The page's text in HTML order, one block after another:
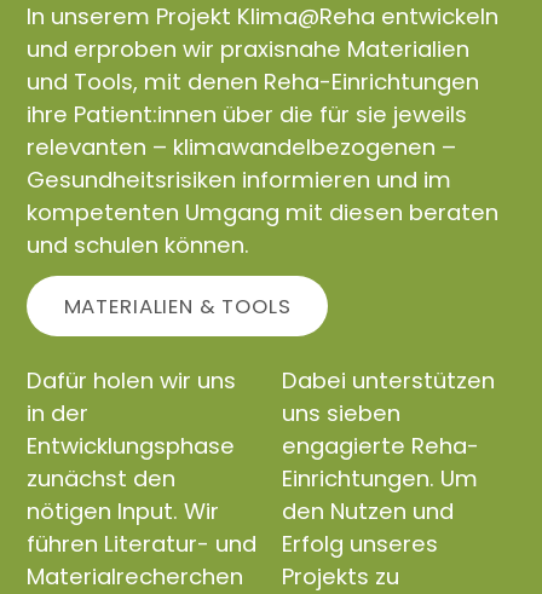
In unserem Projekt Klima@Reha entwickeln
und erproben wir praxisnahe Materialien
und Tools, mit denen Reha-Einrichtungen
ihre Patient:innen über die für sie jeweils
relevanten – klimawandelbezogenen –
Gesundheitsrisiken informieren und im
kompetenten Umgang mit diesen beraten
und schulen können.
MATERIALIEN & TOOLS
Dafür holen wir uns
in der
Entwicklungsphase
zunächst den
nötigen Input. Wir
führen Literatur- und
Materialrecherchen
Dabei unterstützen
uns sieben
engagierte Reha-
Einrichtungen. Um
den Nutzen und
Erfolg unseres
Projekts zu